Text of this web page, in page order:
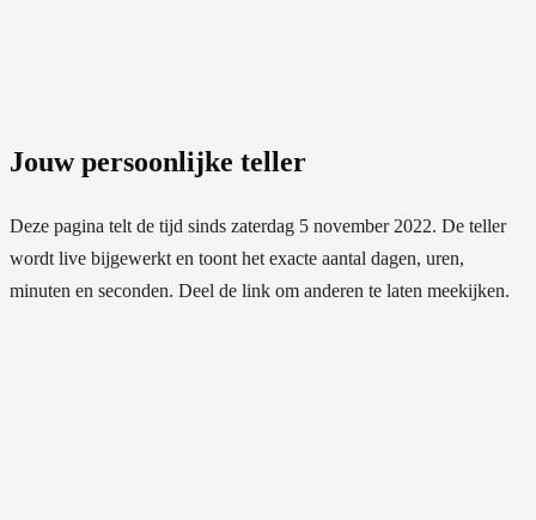
Jouw persoonlijke teller
Deze pagina telt de tijd sinds zaterdag 5 november 2022. De teller
wordt live bijgewerkt en toont het exacte aantal dagen, uren,
minuten en seconden. Deel de link om anderen te laten meekijken.